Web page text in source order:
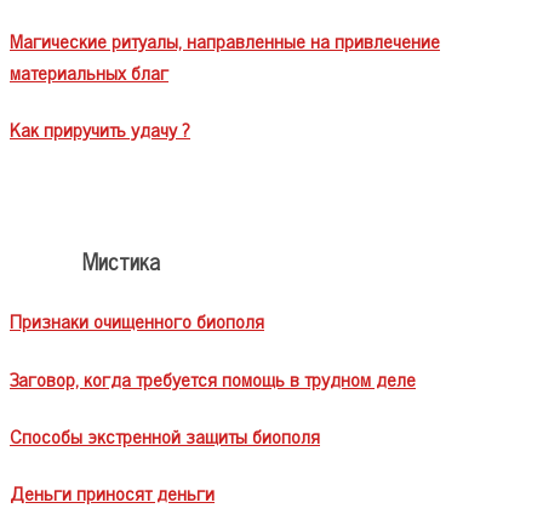
Магические ритуалы, направленные на привлечение
материальных благ
Как приручить удачу ?
Мистика
Признаки очищенного биополя
Заговор, когда требуется помощь в трудном деле
Способы экстренной защиты биополя
Деньги приносят деньги